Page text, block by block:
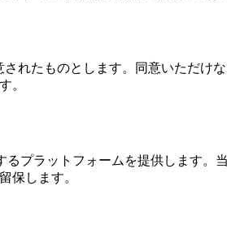
れたものとします。同意いただ
。
プラットフォームを提供します
保します。